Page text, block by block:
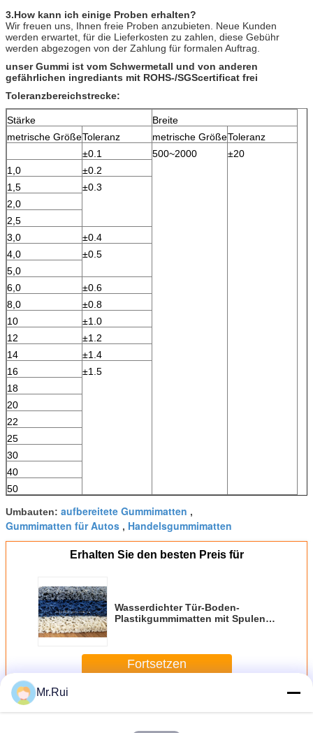
3.How kann ich einige Proben erhalten?
Wir freuen uns, Ihnen freie Proben anzubieten. Neue Kunden
werden erwartet, für die Lieferkosten zu zahlen, diese Gebühr
werden abgezogen von der Zahlung für formalen Auftrag.
unser Gummi ist vom Schwermetall und von anderen
gefährlichen ingrediants mit ROHS-/SGScertificat frei
Toleranzbereichstrecke:
Stärke
Breite
metrische GrößeToleranz metrische GrößeToleranz
±0.1
500~2000
±20
1,0
±0.2
1,5
±0.3
2,0
2,5
3,0
±0.4
4,0
±0.5
5,0
6,0
±0.6
8,0
±0.8
10
±1.0
12
±1.2
14
±1.4
16
±1.5
18
20
22
25
30
40
50
Umbauten: aufbereitete Gummimatten ,
Gummimatten für Autos , Handelsgummimatten
Erhalten Sie den besten Preis für
Wasserdichter Tür-Boden-
Plastikgummimatten mit Spulen-
Fortsetzen
Mehr
Mr.Rui